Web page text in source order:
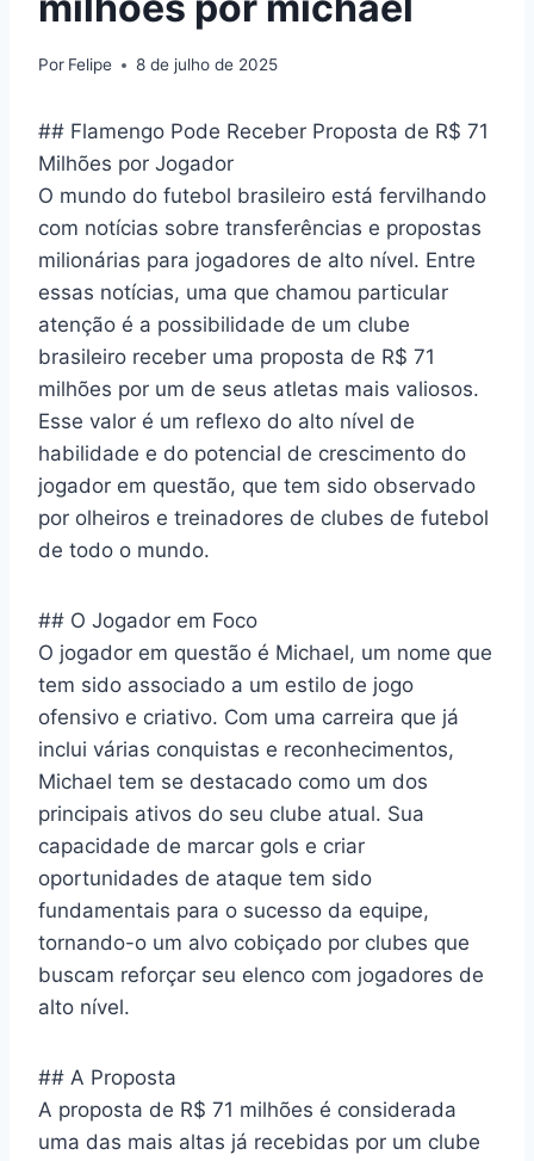
Por Felipe 8 de julho de 2025
## Flamengo Pode Receber Proposta de R$ 71
Milhões por Jogador
O mundo do futebol brasileiro está fervilhando
com notícias sobre transferências e propostas
milionárias para jogadores de alto nível. Entre
essas notícias, uma que chamou particular
atenção é a possibilidade de um clube
brasileiro receber uma proposta de R$ 71
milhões por um de seus atletas mais valiosos.
Esse valor é um reflexo do alto nível de
habilidade e do potencial de crescimento do
jogador em questão, que tem sido observado
por olheiros e treinadores de clubes de futebol
de todo o mundo.
## O Jogador em Foco
O jogador em questão é Michael, um nome que
tem sido associado a um estilo de jogo
ofensivo e criativo. Com uma carreira que já
inclui várias conquistas e reconhecimentos,
Michael tem se destacado como um dos
principais ativos do seu clube atual. Sua
capacidade de marcar gols e criar
oportunidades de ataque tem sido
fundamentais para o sucesso da equipe,
tornando-o um alvo cobiçado por clubes que
buscam reforçar seu elenco com jogadores de
alto nível.
## A Proposta
A proposta de R$ 71 milhões é considerada
uma das mais altas já recebidas por um clube